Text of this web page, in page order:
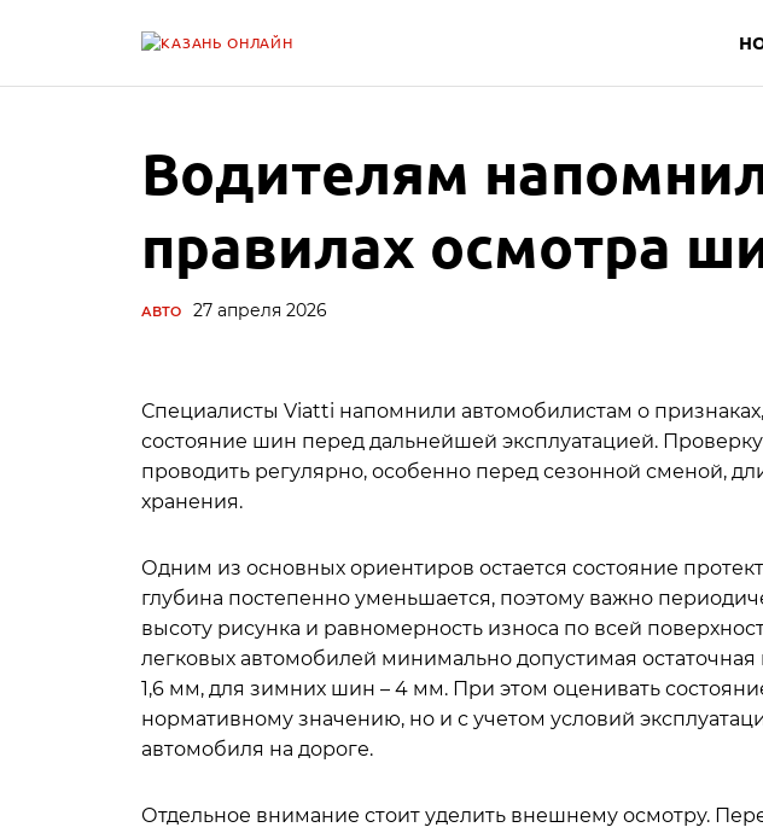
Водителям
правилах осмотра
АВТО 27 апреля 2026
Специалисты Viatti напомнили автомобилистам о
состояние шин перед дальнейшей эксплуатацией.
проводить регулярно, особенно перед сезонной сменой,
хранения.
Одним из основных ориентиров остается состояние
глубина постепенно уменьшается, поэтому важно
высоту рисунка и равномерность износа по всей
легковых автомобилей минимально допустимая остаточная
1,6 мм, для зимних шин – 4 мм. При этом оценивать
нормативному значению, но и с учетом условий
автомобиля на дороге.
Отдельное внимание стоит уделить внешнему осмотру.